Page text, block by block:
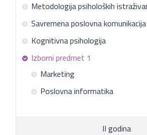
Metodologija psiholoških
Savremena poslovna komunikacija
Kognitivna psihologija
Izborni predmet 1
Marketing
Poslovna informatika
II godina